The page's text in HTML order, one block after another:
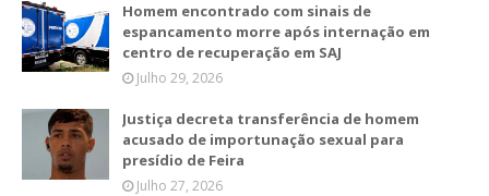
Homem encontrado com sinais de
espancamento morre após internação em
centro de recuperação em SAJ
Julho 29, 2026
Justiça decreta transferência de homem
acusado de importunação sexual para
presídio de Feira
Julho 27, 2026